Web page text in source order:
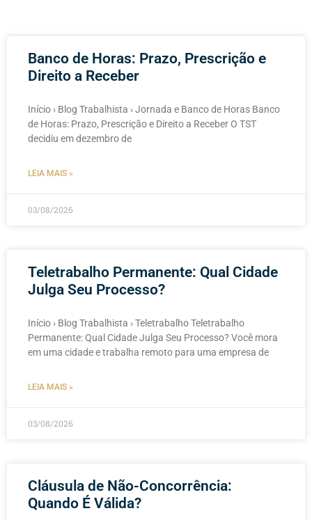
Banco de Horas: Prazo, Prescrição e
Direito a Receber
Início › Blog Trabalhista › Jornada e Banco de Horas Banco
de Horas: Prazo, Prescrição e Direito a Receber O TST
decidiu em dezembro de
LEIA MAIS »
03/08/2026
Teletrabalho Permanente: Qual Cidade
Julga Seu Processo?
Início › Blog Trabalhista › Teletrabalho Teletrabalho
Permanente: Qual Cidade Julga Seu Processo? Você mora
em uma cidade e trabalha remoto para uma empresa de
LEIA MAIS »
03/08/2026
Cláusula de Não-Concorrência:
Quando É Válida?